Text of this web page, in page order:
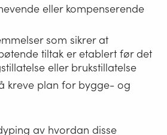
grenseverdier,
at
det
er
med
rekreasjon,
og
aktiviteter
for
ulike
aldersgrupper
eller kompenserende
som sikrer at
tiltak er etablert før det
eller brukstillatelse
kreve plan for bygge- og
av hvordan disse